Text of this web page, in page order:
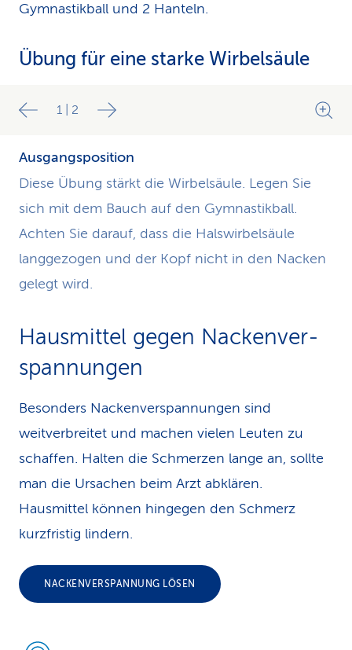
Gymnastikball und 2 Hanteln.
Übung für eine starke Wirbelsäule
Ausgangsposition
Diese Übung stärkt die Wirbelsäule. Legen Sie
sich mit dem Bauch auf den Gymnastikball.
Achten Sie darauf, dass die Halswirbelsäule
langgezogen und der Kopf nicht in den Nacken
gelegt wird.
1 2
Hausmittel gegen Nacken­ver­
spannungen
Besonders Nackenverspannungen sind
weitverbreitet und machen vielen Leuten zu
schaffen. Halten die Schmerzen lange an, sollte
man die Ursachen beim Arzt abklären.
Hausmittel können hingegen den Schmerz
kurzfristig lindern.
NACKENVERSPANNUNG LÖSEN